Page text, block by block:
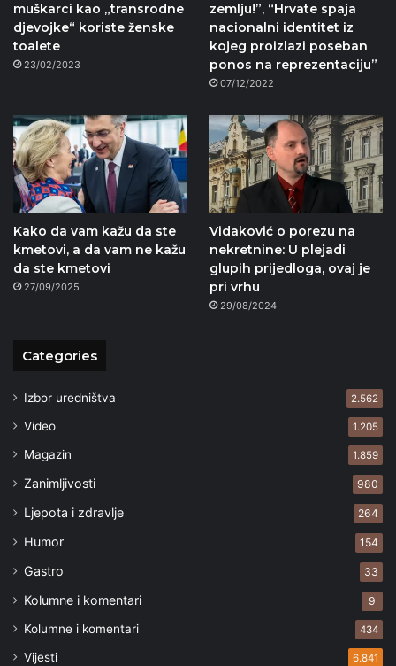
muškarci kao „transrodne
djevojke“ koriste ženske
toalete
23/02/2023
zemlju!”, “Hrvate spaja
nacionalni identitet iz
kojeg proizlazi poseban
ponos na reprezentaciju”
07/12/2022
Kako da vam kažu da ste
kmetovi, a da vam ne kažu
da ste kmetovi
27/09/2025
Vidaković o porezu na
nekretnine: U plejadi
glupih prijedloga, ovaj je
pri vrhu
29/08/2024
Categories
Izbor uredništva 2.562
Video 1.205
Magazin 1.859
Zanimljivosti 980
Ljepota i zdravlje 264
Humor 154
Gastro 33
Kolumne i komentari 9
Kolumne i komentari 434
Vijesti 6.841